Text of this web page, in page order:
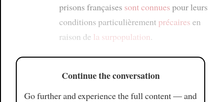
prisons françaises sont connues pour leurs
conditions particulièrement précaires en
raison de la surpopulation.
Continue the conversation
Go further and experience the full content — and